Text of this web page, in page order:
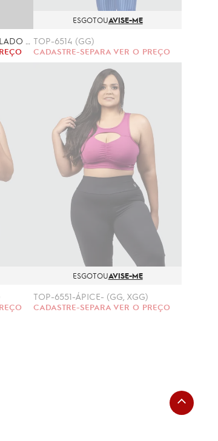
ESGOTOUAVISE-ME
TOP-6514 (GG)
CADASTRE-SEPARA VER O PREÇO
ESGOTOUAVISE-ME
TOP-6551-ÁPICE- (GG, XGG)
CADASTRE-SEPARA VER O PREÇO